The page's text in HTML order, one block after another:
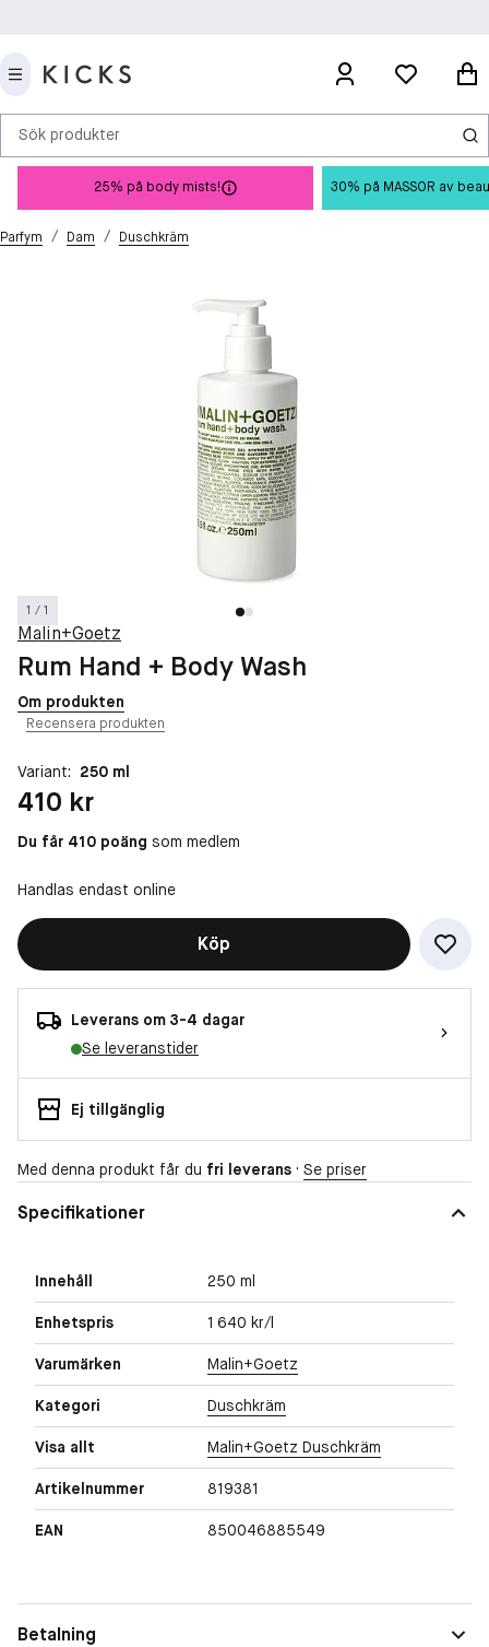
Sök produkter
25% på body mists! 30% på MASSOR av
Parfym / Dam / Duschkräm
1 / 1
Malin+Goetz
Rum Hand + Body Wash
Om produkten
Recensera produkten
Variant: 250 ml
Pris: 410 kr
410 kr
Du får 410 poäng som medlem
Handlas endast online
Köp
Leverans om 3-4 dagar
Se leveranstider
Ej tillgänglig
Med denna produkt får du fri leverans · Se priser
Specifikationer
Innehåll 250 ml
Enhetspris 1 640 kr/l
Varumärken Malin+Goetz
Kategori Duschkräm
Visa allt Malin+Goetz Duschkräm
Artikelnummer 819381
EAN 850046885549
Betalning